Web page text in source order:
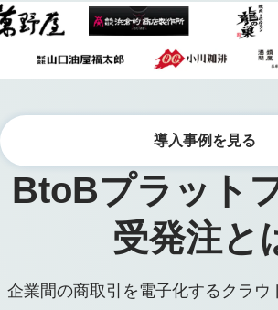
導入事例を見る
BtoBプラット
受発注と
企業間の商取引を電子化するクラウ